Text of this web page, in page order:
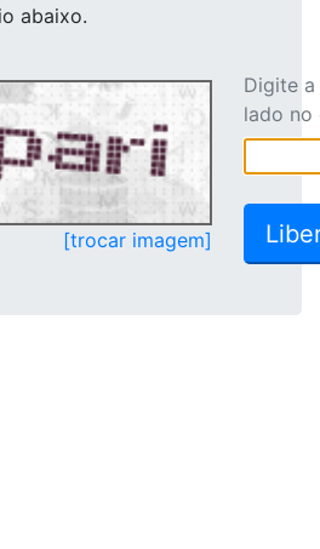
abaixo.
[trocar imagem]
Digite
lado no